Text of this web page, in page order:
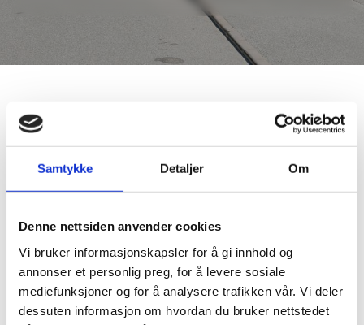
Samtykke Detaljer Om
Denne nettsiden anvender cookies
Vi bruker informasjonskapsler for å gi innhold og
annonser et personlig preg, for å levere sosiale
mediefunksjoner og for å analysere trafikken vår. Vi deler
dessuten informasjon om hvordan du bruker nettstedet
Rådgivende Ingeniører
DHJ consult AS er et norsk rådgivende ingeniørfirma
løsninger for bygg og anlegg. DHJ, nå DHJ Consult ble
etablert i 1981 så vi har lang erfaring med tekniske
fagsystemer og energieffektive løsninger i
byggeprosjekter.
Vi har mange spennende oppdrag for både entreprenører og